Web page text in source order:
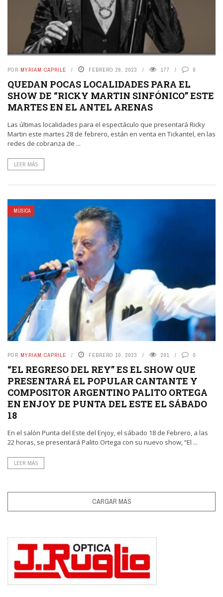
POR MYRIAM CAPRILE FEBRERO 26, 2023 177 0
QUEDAN POCAS LOCALIDADES PARA EL
SHOW DE “RICKY MARTIN SINFÓNICO” ESTE
MARTES EN EL ANTEL ARENAS
Las últimas localidades para el espectáculo que presentará Ricky
Martin este martes 28 de febrero, están en venta en Tickantel, en las
redes de cobranza de ...
LEER MÁS
MÚSICA
POR MYRIAM CAPRILE FEBRERO 10, 2023 291 0
“EL REGRESO DEL REY” ES EL SHOW QUE
PRESENTARÁ EL POPULAR CANTANTE Y
COMPOSITOR ARGENTINO PALITO ORTEGA
EN ENJOY DE PUNTA DEL ESTE EL SÁBADO
18
En el salón Punta del Este del Enjoy, el sábado 18 de Febrero, a las
22 horas, se presentará Palito Ortega con su nuevo show, “El ...
LEER MÁS
CARGAR MÁS